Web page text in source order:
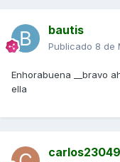
bautis
Publicado 8 de
Enhorabuena __bravo
ella